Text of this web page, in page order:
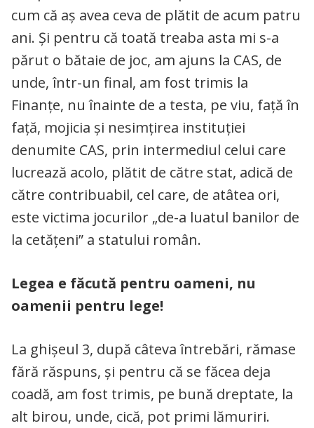
cum că aș avea ceva de plătit de acum patru
ani. Și pentru că toată treaba asta mi s-a
părut o bătaie de joc, am ajuns la CAS, de
unde, într-un final, am fost trimis la
Finanțe, nu înainte de a testa, pe viu, față în
față, mojicia și nesimțirea instituției
denumite CAS, prin intermediul celui care
lucrează acolo, plătit de către stat, adică de
către contribuabil, cel care, de atâtea ori,
este victima jocurilor „de-a luatul banilor de
la cetățeni” a statului român.
Legea e făcută pentru oameni, nu
oamenii pentru lege!
La ghișeul 3, după câteva întrebări, rămase
fără răspuns, și pentru că se făcea deja
coadă, am fost trimis, pe bună dreptate, la
alt birou, unde, cică, pot primi lămuriri.